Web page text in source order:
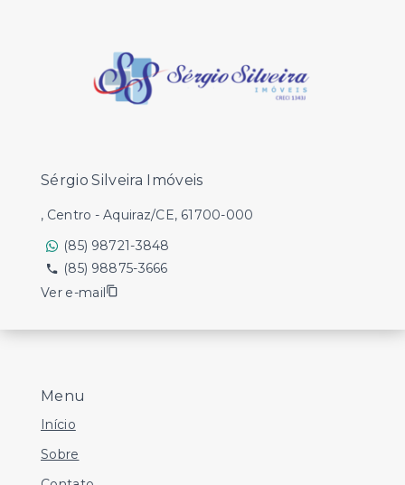
Menu
Início
Sobre
Sérgio Silveira Imóveis
, Centro - Aquiraz/CE, 61700-000
(85) 98721-3848
(85) 98875-3666
Ver e-mail